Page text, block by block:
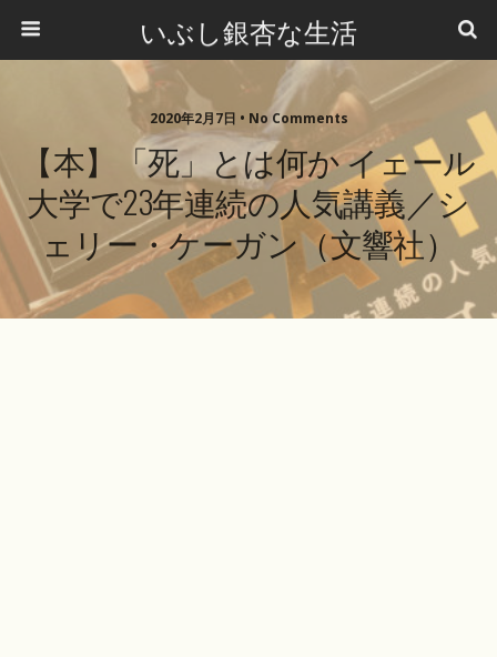
いぶし銀杏な生活
2020年2月7日 • No Comments
【本】「死」とは何か イェール
大学で23年連続の人気講義／シ
ェリー・ケーガン（文響社）